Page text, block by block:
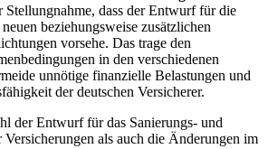
Stellungnahme, dass der Entwurf für die
beziehungsweise zusätzlichen
vorsehe. Das trage den
in den verschiedenen
unnötige finanzielle Belastungen und
der deutschen Versicherer.
der Entwurf für das Sanierungs- und
als auch die Änderungen im